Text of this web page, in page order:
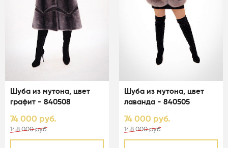
Шуба из мутона, цвет
графит - 840508
74 000 руб.
148 000 руб.
Шуба из мутона, цвет
лаванда - 840505
74 000 руб.
148 000 руб.